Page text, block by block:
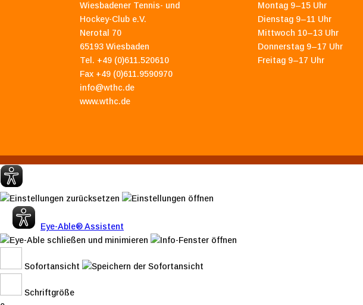
Wiesbadener Tennis- und
Hockey-Club e.V.
Nerotal 70
65193 Wiesbaden
Tel. +49 (0)611.520610
Fax +49 (0)611.9590970
info@wthc.de
www.wthc.de
Montag 9–15 Uhr
Dienstag 9–11 Uhr
Mittwoch 10–13 Uhr
Donnerstag 9–17 Uhr
Freitag 9–17 Uhr